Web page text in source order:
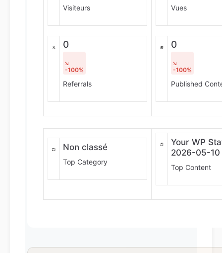
Visiteurs
0
-100%
Referrals
Vues
0
-100%
Published
Non classé
Top Category
Your WP
2026-05-10
Top Content